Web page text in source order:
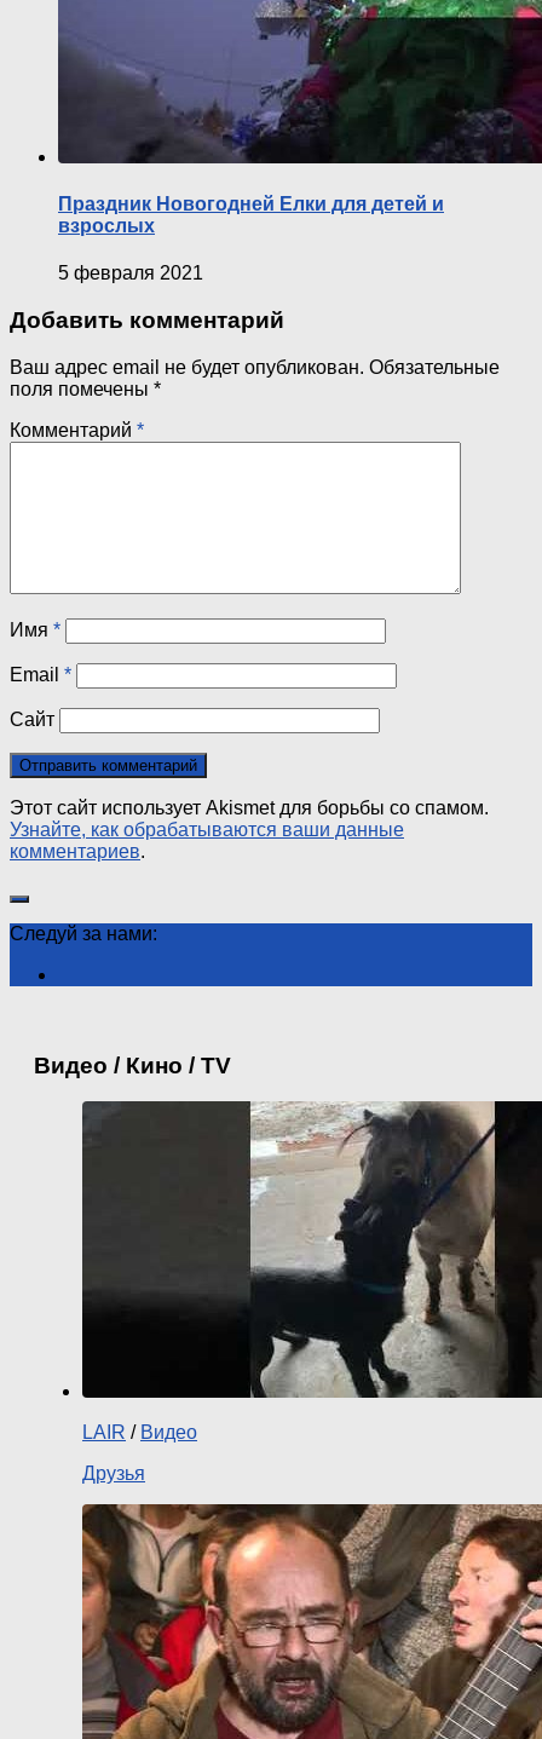
Праздник Новогодней Елки для детей и
взрослых
5 февраля 2021
Добавить комментарий
Ваш адрес email не будет опубликован. Обязательные
поля помечены *
Комментарий *
Имя *
Email *
Сайт
Этот сайт использует Akismet для борьбы со спамом.
Узнайте, как обрабатываются ваши данные
комментариев.
Следуй за нами:
Видео / Кино / TV
LAIR / Видео
Друзья